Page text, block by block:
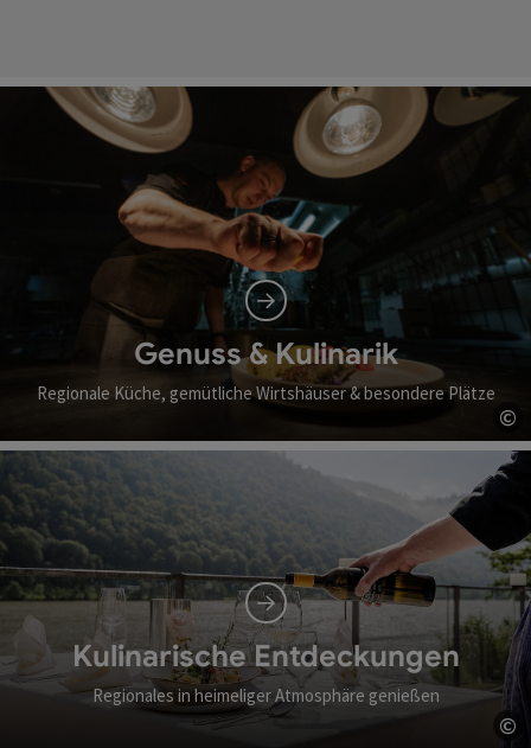
Genuss & Kulinarik
Regionale Küche, gemütliche Wirtshäuser & besondere Plätze
©
Kulinarische Entdeckungen
Regionales in heimeliger Atmosphäre genießen
©